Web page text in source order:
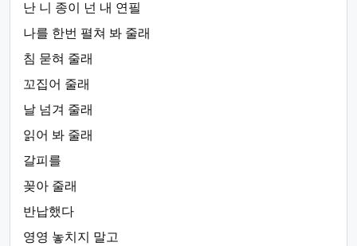
난 니 종이 넌 내 연필
나를 한번 펼쳐 봐 줄래
침 묻혀 줄래
꼬집어 줄래
날 넘겨 줄래
읽어 봐 줄래
갈피를
꽂아 줄래
반납했다
영영 놓치지 말고